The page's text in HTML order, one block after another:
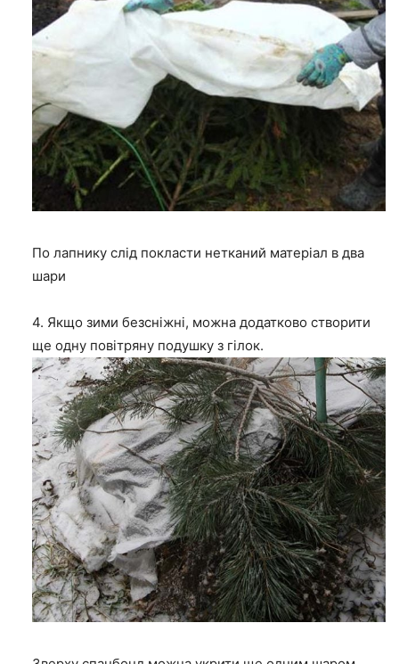
По лапнику слід покласти нетканий матеріал в два
шари
4. Якщо зими безсніжні, можна додатково створити
ще одну повітряну подушку з гілок.